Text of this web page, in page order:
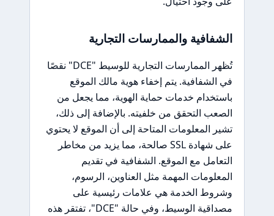
الشفافية والممارسات التجارية
تُظهر الممارسات التجارية للوسيط "DCE" نقصًا
في الشفافية. يتم إخفاء هوية مالك الموقع
باستخدام خدمات حماية الهوية، مما يجعل من
الصعب التحقق من خلفيته. بالإضافة إلى ذلك،
تشير المعلومات المتاحة إلى أن الموقع لا يحتوي
على شهادة SSL صالحة، مما يزيد من مخاطر
التعامل مع الموقع. الشفافية في تقديم
المعلومات المهمة مثل العناوين، الرسوم،
وشروط الخدمة هي علامات رئيسية على
مصداقية الوسيط، وفي حالة "DCE"، تفتقر هذه